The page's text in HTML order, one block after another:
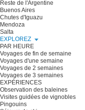
Reste de l'Argentine
Buenos Aires
Chutes d'Iguazu
Mendoza
Salta
EXPLOREZ
PAR HEURE
Voyages de fin de semaine
Voyages d'une semaine
Voyages de 2 semaines
Voyages de 3 semaines
EXPÉRIENCES
Observation des baleines
Visites guidées de vignobles
Pingouins